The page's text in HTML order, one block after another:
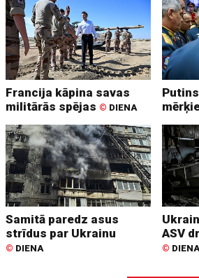
Francija kāpina savas
militārās spējas © DIENA
Samitā paredz asus
strīdus par Ukrainu
© DIENA
ASV
© DIENA